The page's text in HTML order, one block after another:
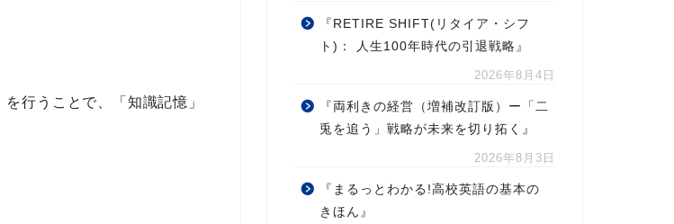
を行うことで、
「知識記憶」
『RETIRE SHIFT(リタイア・シフ
ト)： 人生100年時代の引退戦略』
2026年8月4日
『両利きの経営（増補改訂版）ー「二
兎を追う」戦略が未来を切り拓く』
2026年8月3日
『まるっとわかる!高校英語の基本の
きほん』